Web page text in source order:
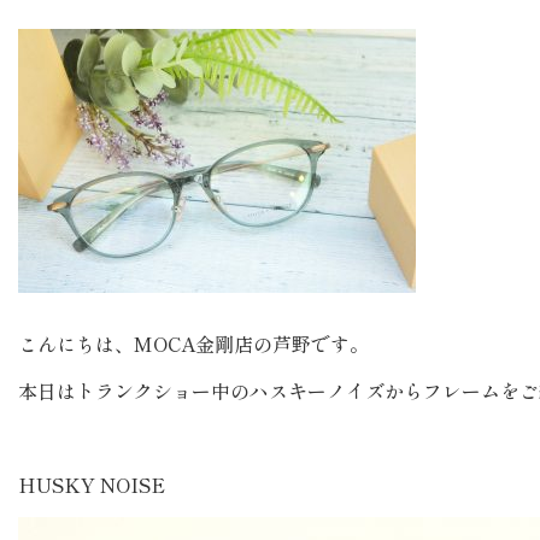
こんにちは、MOCA金剛店の芦野です。
本日はトランクショー中のハスキーノイズからフレームをご
HUSKY NOISE